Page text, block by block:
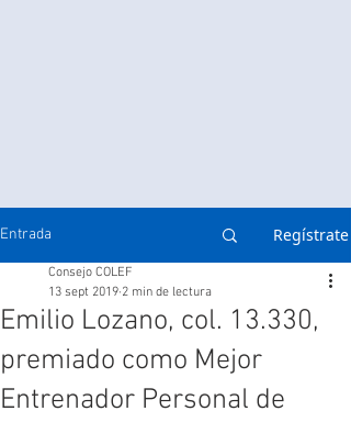
Entrada Regístrate
Emilio Lozano, col. 13.330,
premiado como Mejor
Entrenador Personal de
Consejo COLEF
13 sept 2019 2 min de lectura